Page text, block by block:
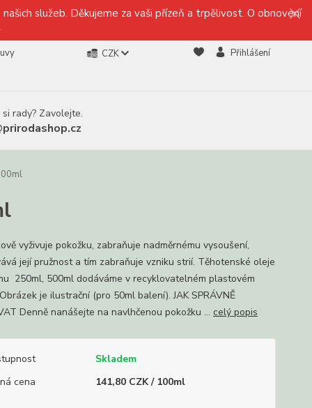
služeb. Děkujeme za vaši přízeň a trpělivost. O obnovení
CZK Přihlášení
rady? Zavolejte.
vyživuje pokožku, zabraňuje nadměrnému vysoušení,
její pružnost a tím zabraňuje vzniku strií. Těhotenské oleje
250ml, 500ml dodáváme v recyklovatelném plastovém
je ilustrační (pro 50ml balení). JAK SPRÁVNĚ
Denně nanášejte na navlhčenou pokožku ... celý popis
Skladem
cena
141,80 CZK / 100ml